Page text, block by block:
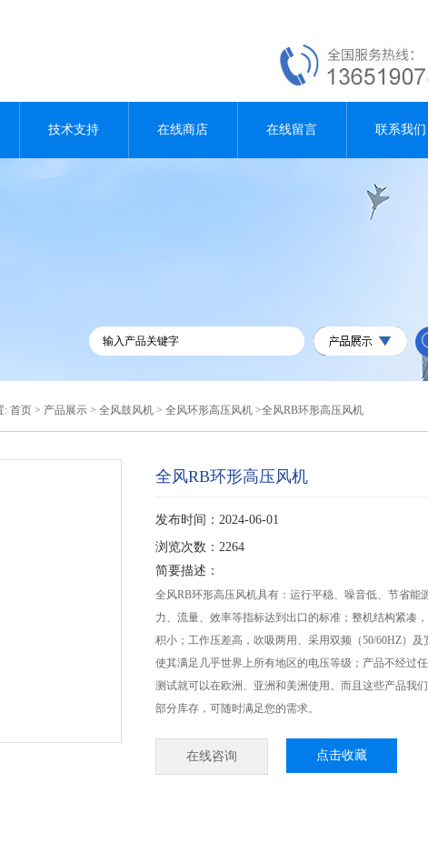
技术支持 在线商店 在线留言 联系我们
: 首页 > 产品展示 > 全风鼓风机 > 全风环形高压风机 >全风RB环形高压风机
全风RB环形高压风机
发布时间：2024-06-01
浏览次数：2264
简要描述：
全风RB环形高压风机具有：运行平稳、噪音低、节省能
力、流量、效率等指标达到出口的标准；整机结构紧凑
积小；工作压差高，吹吸两用、采用双频（50/60HZ）及
使其满足几乎世界上所有地区的电压等级；产品不经过
测试就可以在欧洲、亚洲和美洲使用。而且这些产品我
部分库存，可随时满足您的需求。
在线咨询 点击收藏